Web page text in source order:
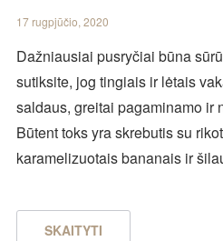
17 rugpjūčio, 2020
Dažniausiai pusryčiai būna
sutiksite, jog tingiais ir lėtais
saldaus, greitai pagaminamo ir
Būtent toks yra skrebutis su
karamelizuotais bananais ir
SKAITYTI